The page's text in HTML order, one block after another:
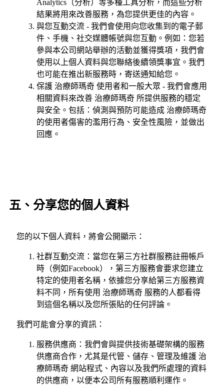
Analytics（分析）等多種工具分析，而這些分析
結果將用來改善服務，為您提供更佳的內容。
與您互動交流 - 我們會使用向您收集到的電子郵
件、手機、社交媒體帳號與您互動。例如：您若
參與本公司網站舉辦的活動並獲得獎項，我們會
使用以上個人資料與您聯絡後續領獎事宜。我們
也可能在推出新服務時，寄送通知給您。
保護 治療師瑪奇 使用者和一般大眾 - 我們會應用
相關資料來改善 治療師瑪奇 所提供服務的穩定
與安全。包括：偵測與預防可能造成 治療師瑪奇
的使用者傷害的濫用行為、安全性風險，並做出
回應。
五、分享您的個人資料
您的以下個人資料，將會公開顯示：
社群互動交流：當您在第三方社群服務註冊帳戶
時（例如Facebook），第三方服務會要求您建立
特定的使用者名稱，依據您分享給第三方服務資
料不同，所有使用 治療師瑪奇 服務的人都看得
到這個名稱以及您所張貼的任何評論。
我們可能會分享的資訊：
服務供應商：我們會與提供技術基礎架構的服務
供應商合作，尤其是代管、儲存、管理及維護 治
療師瑪奇 網站程式、內容以及我們所處理的資料
的供應商，以便本公司所有服務順利運作。